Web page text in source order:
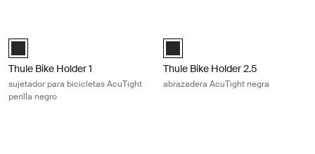
Thule Bike Holder 1 with AcuTight Knob Antracita (selected)
Thule Bike Holder 1
sujetador para bicicletas AcuTight
perilla negro
Thule Bike Holder 2.5 with
Thule Bike Holder 2.5
abrazadera AcuTight negra